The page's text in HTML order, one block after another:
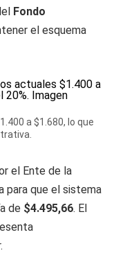
Fondo
el esquema
a $1.680, lo que
el Ente de la
para que el sistema
de $4.495,66. El